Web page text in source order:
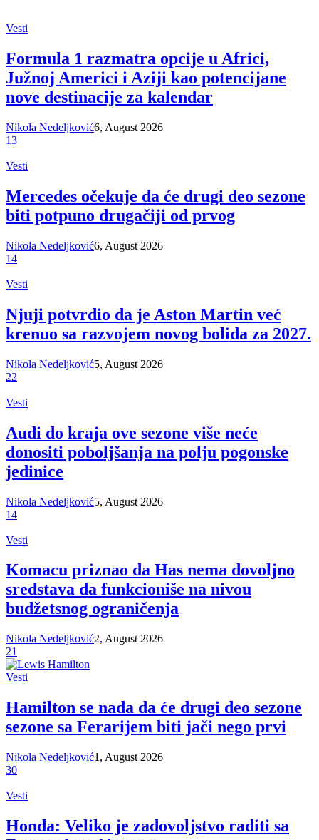
Vesti
Formula 1 razmatra opcije u Africi,
Južnoj Americi i Aziji kao potencijane
nove destinacije za kalendar
Nikola Nedeljković6, August 2026
13
Vesti
Mercedes očekuje da će drugi deo sezone
biti potpuno drugačiji od prvog
Nikola Nedeljković6, August 2026
14
Vesti
Njuji potvrdio da je Aston Martin već
krenuo sa razvojem novog bolida za 2027.
Nikola Nedeljković5, August 2026
22
Vesti
Audi do kraja ove sezone više neće
donositi poboljšanja na polju pogonske
jedinice
Nikola Nedeljković5, August 2026
14
Vesti
Komacu priznao da Has nema dovoljno
sredstava da funkcioniše na nivou
budžetsnog ograničenja
Nikola Nedeljković2, August 2026
21
Vesti
Hamilton se nada da će drugi deo sezone
sezone sa Ferarijem biti jači nego prvi
Nikola Nedeljković1, August 2026
30
Vesti
Honda: Veliko je zadovoljstvo raditi sa